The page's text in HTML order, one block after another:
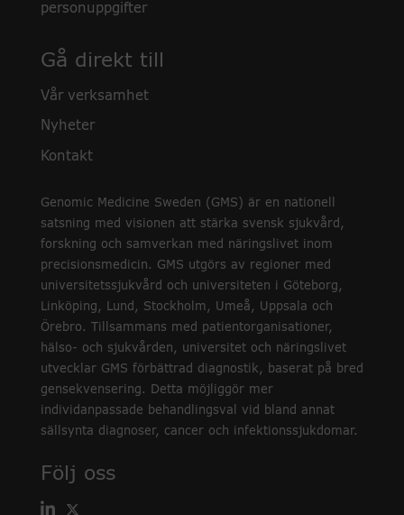
personuppgifter
Gå direkt till
Vår verksamhet
Nyheter
Kontakt
Genomic Medicine Sweden (GMS) är en nationell
satsning med visionen att stärka svensk sjukvård,
forskning och samverkan med näringslivet inom
precisionsmedicin. GMS utgörs av regioner med
universitetssjukvård och universiteten i Göteborg,
Linköping, Lund, Stockholm, Umeå, Uppsala och
Örebro. Tillsammans med patientorganisationer,
hälso- och sjukvården, universitet och näringslivet
utvecklar GMS förbättrad diagnostik, baserat på bred
gensekvensering. Detta möjliggör mer
individanpassade behandlingsval vid bland annat
sällsynta diagnoser, cancer och infektionssjukdomar.
Följ oss